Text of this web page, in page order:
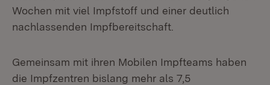
Wochen mit viel Impfstoff und einer deutlich
nachlassenden Impfbereitschaft.
Gemeinsam mit ihren Mobilen Impfteams haben
die Impfzentren bislang mehr als 7,5